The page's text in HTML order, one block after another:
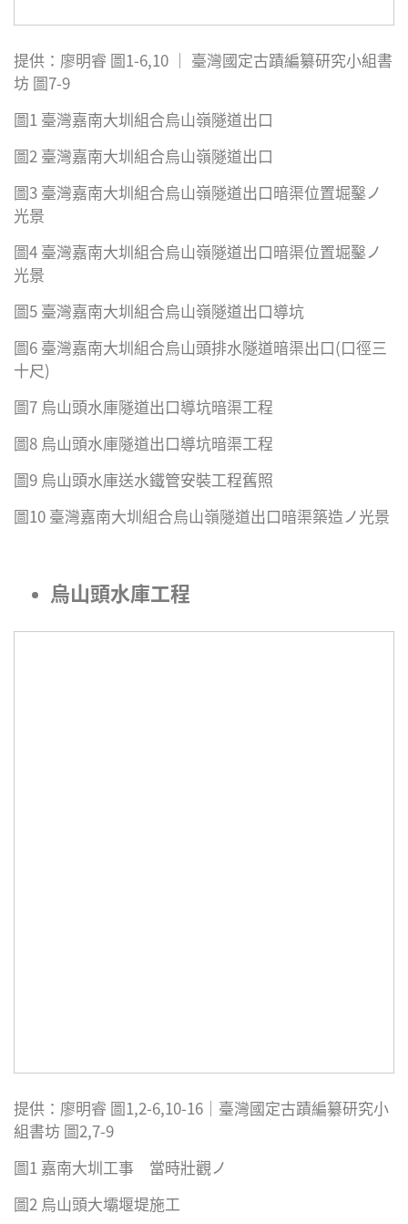
提供：廖明睿 圖1-6,10 ｜ 臺灣國定古蹟編纂研究小組書
坊 圖7-9
圖1 臺灣嘉南大圳組合烏山嶺隧道出口
圖2 臺灣嘉南大圳組合烏山嶺隧道出口
圖3 臺灣嘉南大圳組合烏山嶺隧道出口暗渠位置堀鑿ノ
光景
圖4 臺灣嘉南大圳組合烏山嶺隧道出口暗渠位置堀鑿ノ
光景
圖5 臺灣嘉南大圳組合烏山嶺隧道出口導坑
圖6 臺灣嘉南大圳組合烏山頭排水隧道暗渠出口(口徑三
十尺)
圖7 烏山頭水庫隧道出口導坑暗渠工程
圖8 烏山頭水庫隧道出口導坑暗渠工程
圖9 烏山頭水庫送水鐵管安裝工程舊照
圖10 臺灣嘉南大圳組合烏山嶺隧道出口暗渠築造ノ光景
烏山頭水庫工程
提供：廖明睿 圖1,2-6,10-16｜臺灣國定古蹟編纂研究小
組書坊 圖2,7-9
圖1 嘉南大圳工事 當時壯觀ノ
圖2 烏山頭大壩堰堤施工